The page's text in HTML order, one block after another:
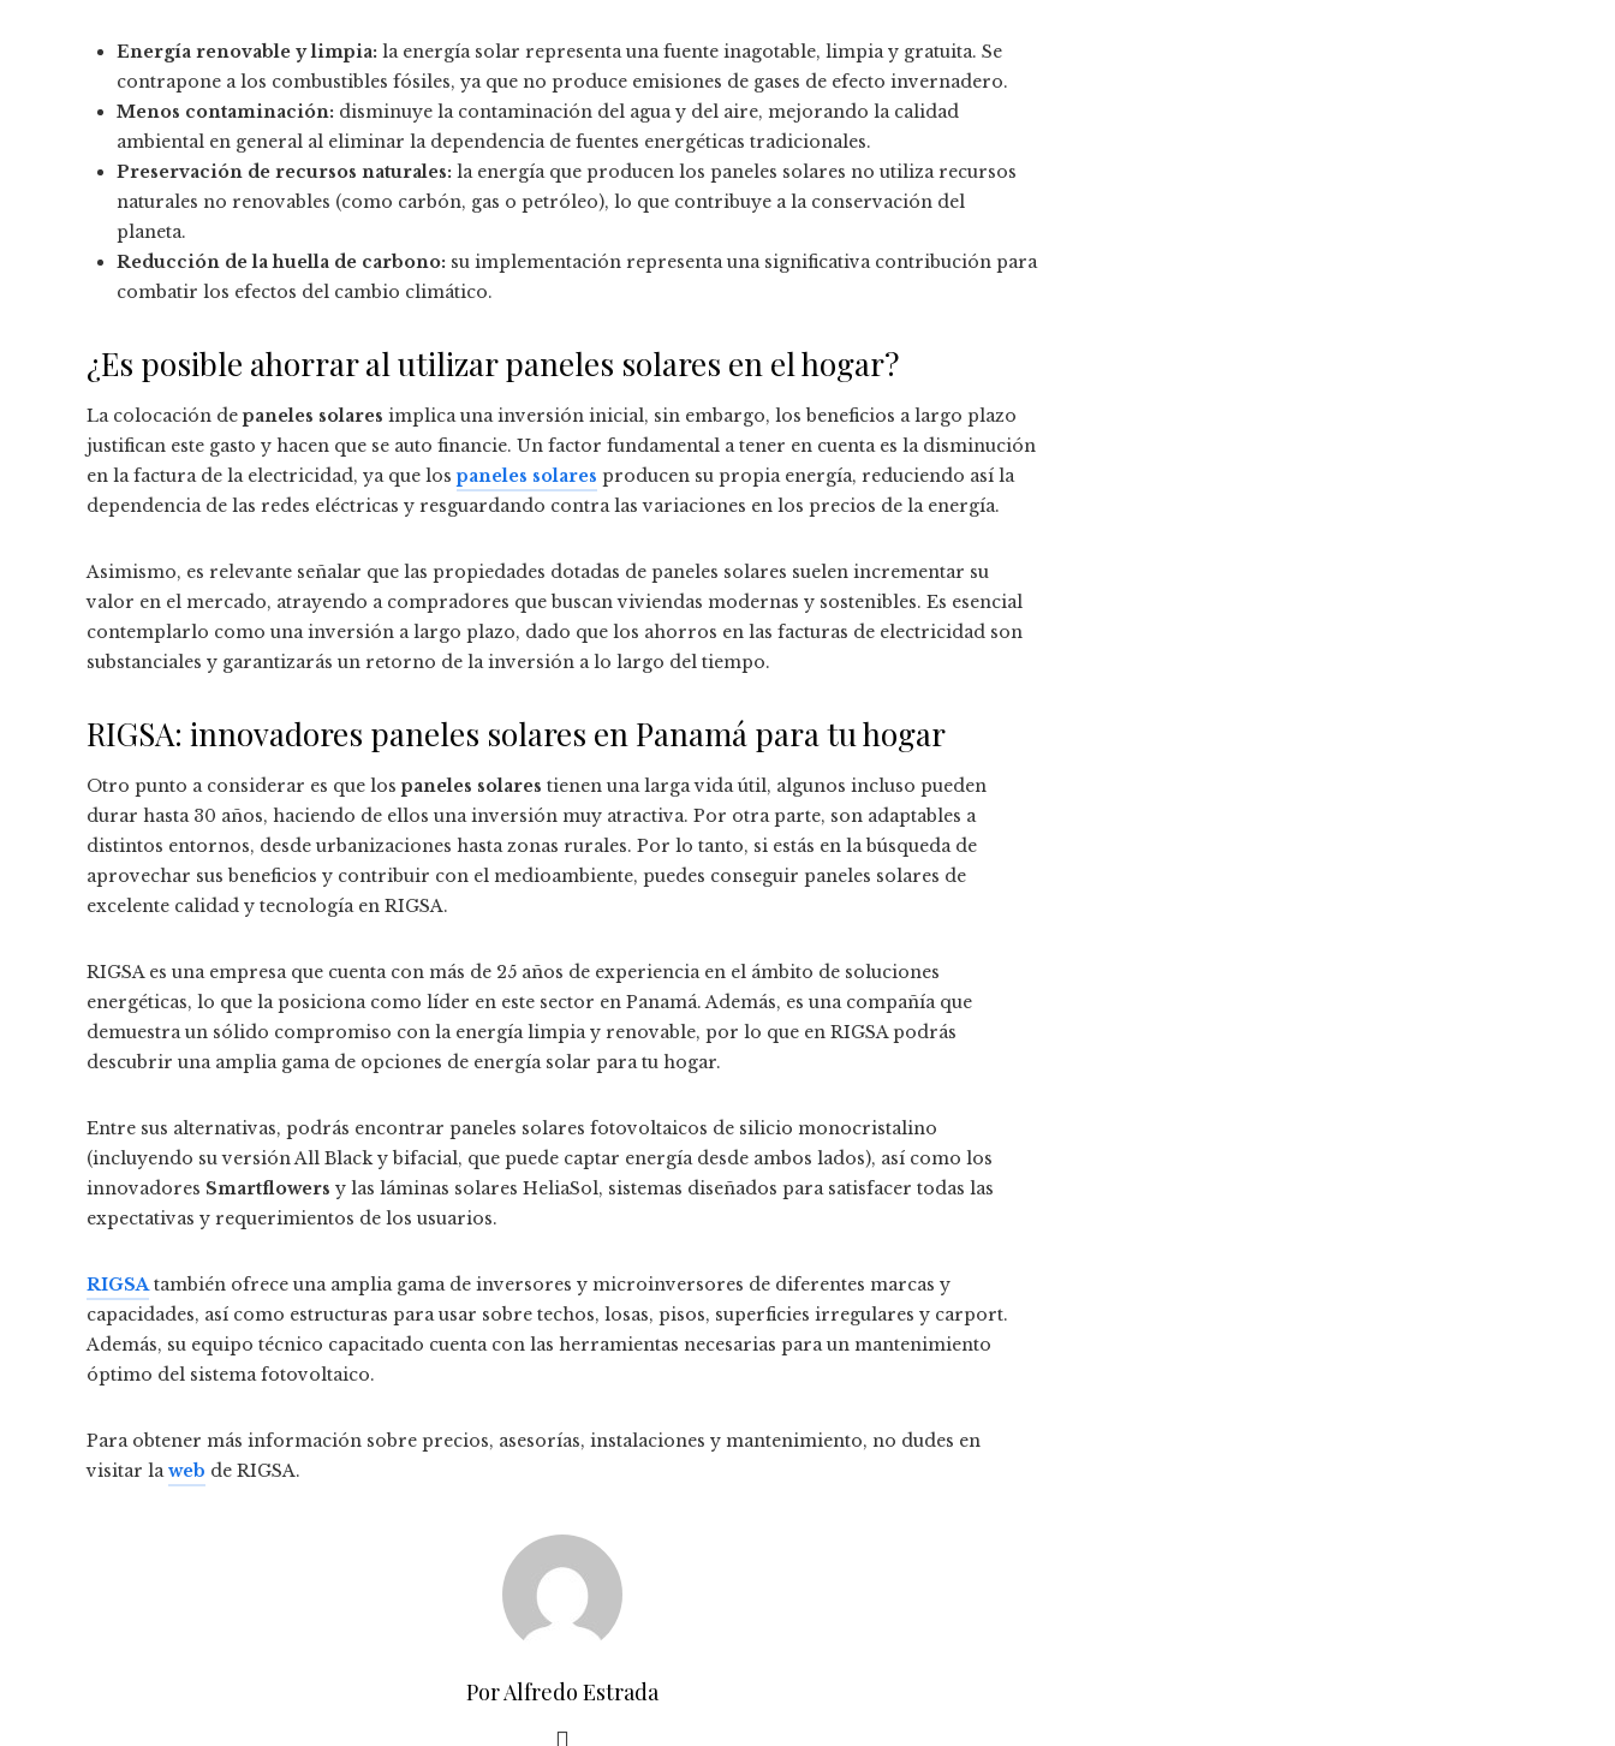
Energía renovable y limpia: la energía solar representa una fuente inagotable, limpia y gratuita. Se
contrapone a los combustibles fósiles, ya que no produce emisiones de gases de efecto invernadero.
Menos contaminación: disminuye la contaminación del agua y del aire, mejorando la calidad
ambiental en general al eliminar la dependencia de fuentes energéticas tradicionales.
Preservación de recursos naturales: la energía que producen los paneles solares no utiliza recursos
naturales no renovables (como carbón, gas o petróleo), lo que contribuye a la conservación del
planeta.
Reducción de la huella de carbono: su implementación representa una significativa contribución para
combatir los efectos del cambio climático.
¿Es posible ahorrar al utilizar paneles solares en el hogar?
La colocación depaneles solares implica una inversión inicial, sin embargo, los beneficios a largo plazo
justifican este gasto y hacen que se auto financie. Un factor fundamental a tener en cuenta es la disminución
en la factura de la electricidad, ya que lospaneles solares producen su propia energía, reduciendo así la
dependencia de las redes eléctricas y resguardando contra las variaciones en los precios de la energía.
Asimismo, es relevante señalar que las propiedades dotadas de paneles solares suelen incrementar su
valor en el mercado, atrayendo a compradores que buscan viviendas modernas y sostenibles. Es esencial
contemplarlo como una inversión a largo plazo, dado que los ahorros en las facturas de electricidad son
substanciales y garantizarás un retorno de la inversión a lo largo del tiempo.
RIGSA: innovadores paneles solares en Panamá para tu hogar
Otro punto a considerar es que lospaneles solares tienen una larga vida útil, algunos incluso pueden
durar hasta 30 años, haciendo de ellos una inversión muy atractiva. Por otra parte, son adaptables a
distintos entornos, desde urbanizaciones hasta zonas rurales. Por lo tanto, si estás en la búsqueda de
aprovechar sus beneficios y contribuir con el medioambiente, puedes conseguir paneles solares de
excelente calidad y tecnología en RIGSA.
RIGSA es una empresa que cuenta con más de 25 años de experiencia en el ámbito de soluciones
energéticas, lo que la posiciona como líder en este sector en Panamá. Además, es una compañía que
demuestra un sólido compromiso con la energía limpia y renovable, por lo que en RIGSA podrás
descubrir una amplia gama de opciones de energía solar para tu hogar.
Entre sus alternativas, podrás encontrar paneles solares fotovoltaicos de silicio monocristalino
(incluyendo su versión All Black y bifacial, que puede captar energía desde ambos lados), así como los
innovadores Smartflowers y las láminas solares HeliaSol, sistemas diseñados para satisfacer todas las
expectativas y requerimientos de los usuarios.
RIGSAtambién ofrece una amplia gama de inversores y microinversores de diferentes marcas y
capacidades, así como estructuras para usar sobre techos, losas, pisos, superficies irregulares y carport.
Además, su equipo técnico capacitado cuenta con las herramientas necesarias para un mantenimiento
óptimo del sistema fotovoltaico.
Para obtener más información sobre precios, asesorías, instalaciones y mantenimiento, no dudes en
visitar laweb de RIGSA.
Por Alfredo Estrada